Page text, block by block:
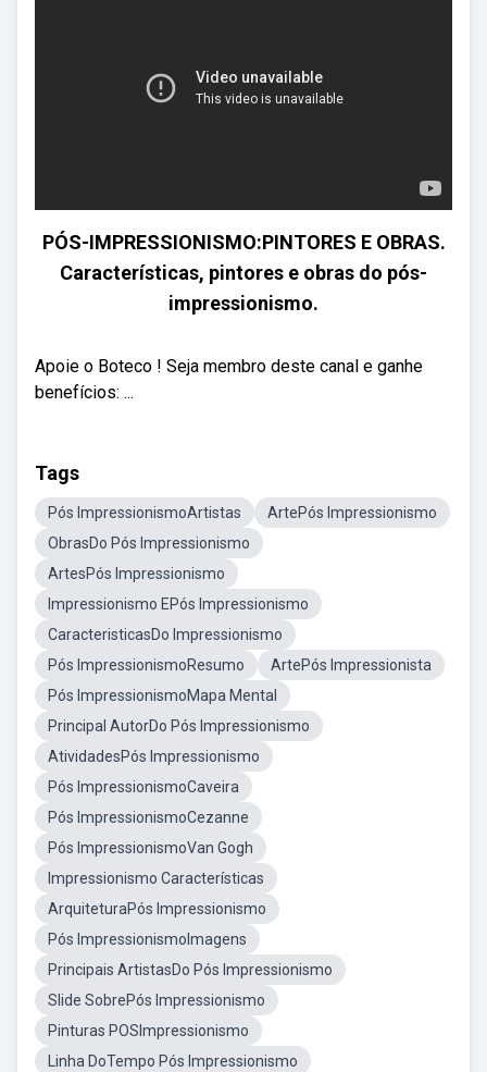
PÓS-IMPRESSIONISMO:PINTORES E OBRAS.
Características, pintores e obras do pós-
impressionismo.
Apoie o Boteco ! Seja membro deste canal e ganhe
benefícios: ...
Tags
Pós ImpressionismoArtistas
ArtePós Impressionismo
ObrasDo Pós Impressionismo
ArtesPós Impressionismo
Impressionismo EPós Impressionismo
CaracteristicasDo Impressionismo
Pós ImpressionismoResumo
ArtePós Impressionista
Pós ImpressionismoMapa Mental
Principal AutorDo Pós Impressionismo
AtividadesPós Impressionismo
Pós ImpressionismoCaveira
Pós ImpressionismoCezanne
Pós ImpressionismoVan Gogh
Impressionismo Características
ArquiteturaPós Impressionismo
Pós ImpressionismoImagens
Principais ArtistasDo Pós Impressionismo
Slide SobrePós Impressionismo
Pinturas POSImpressionismo
Linha DoTempo Pós Impressionismo